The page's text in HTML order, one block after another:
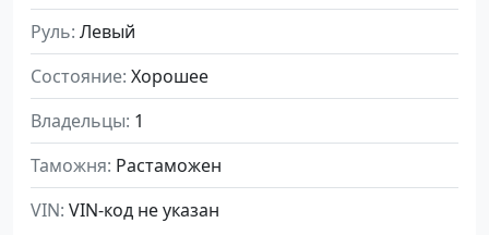
Руль Левый
Состояние Хорошее
Владельцы 1
Таможня Растаможен
VIN VIN-код не указан